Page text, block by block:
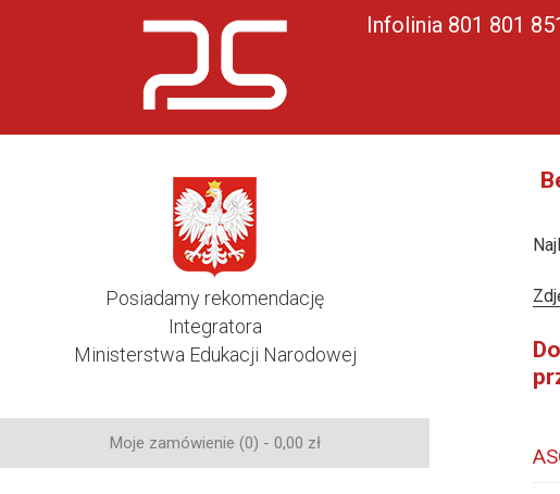
Infolinia 801 801
Posiadamy rekomendację
Integratora
Ministerstwa Edukacji Narodowej
Moje zamówienie (0) - 0,00 zł